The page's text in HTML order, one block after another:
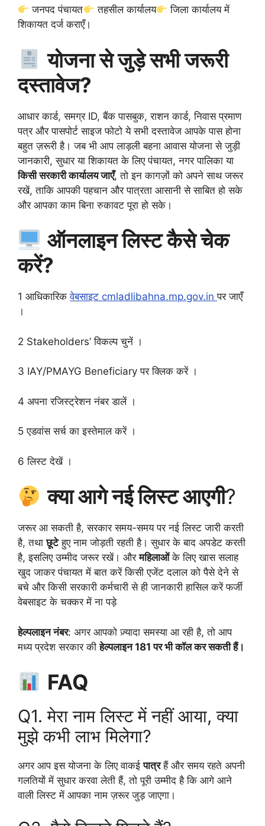
जनपद पंचायत तहसील कार्यालय
जिला कार्यालय में
शिकायत दर्ज कराएँ।
योजना से जुड़े सभी जरूरी
दस्तावेज?
आधार कार्ड, समग्र ID, बैंक पासबुक, राशन कार्ड, निवास प्रमाण
पत्र और पासपोर्ट साइज फोटो ये सभी दस्तावेज आपके पास होना
बहुत ज़रूरी है। जब भी आप लाड़ली बहना आवास योजना से जुड़ी
जानकारी, सुधार या शिकायत के लिए पंचायत, नगर पालिका या
किसी सरकारी कार्यालय जाएँ, तो इन कागज़ों को अपने साथ जरूर
रखें, ताकि आपकी पहचान और पात्रता आसानी से साबित हो सके
और आपका काम बिना रुकावट पूरा हो सके।
ऑनलाइन लिस्ट कैसे चेक
करें?
1 आधिकारिकवेबसाइट cmladlibahna.mp.gov.inपर जाएँ
।
2 Stakeholders’ विकल्प चुनें ।
3 IAY/PMAYG Beneficiary पर क्लिक करें ।
4 अपना रजिस्ट्रेशन नंबर डालें ।
5 एडवांस सर्च का इस्तेमाल करें ।
6 लिस्ट देखें ।
क्या आगे नई लिस्ट आएगी?
जरूर आ सकती है, सरकार समय-समय पर नई लिस्ट जारी करती
है, तथाछूटेहुए नाम जोड़ती रहती है। सुधार के बाद अपडेट करती
है, इसलिए उम्मीद जरूर रखें। औरमहिलाओंके लिए खास सलाह
खुद जाकर पंचायत में बात करें किसी एजेंट दलाल को पैसे देने से
बचे और किसी सरकारी कर्मचारी से ही जानकारी हासिल करें फर्जी
वेबसाइट के चक्कर में ना पड़े
हेल्पलाइन नंबर: अगर आपको ज़्यादा समस्या आ रही है, तो आप
मध्य प्रदेश सरकार कीहेल्पलाइन 181 पर भी कॉल कर सकती हैं।
FAQ
Q1. मेरा नाम लिस्ट में नहीं आया, क्या
मुझे कभी लाभ मिलेगा?
अगर आप इस योजना के लिए वाकईपात्रहैं और समय रहते अपनी
गलतियों में सुधार करवा लेती हैं, तो पूरी उम्मीद है कि आगे आने
वाली लिस्ट में आपका नाम ज़रूर जुड़ जाएगा।